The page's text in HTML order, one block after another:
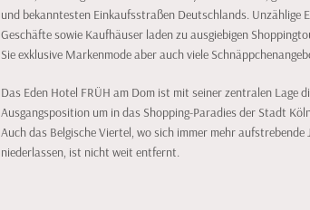
und bekanntesten Einkaufsstraßen Deutschlands. Unzählige
Geschäfte sowie Kaufhäuser laden zu ausgiebigen
Sie exklusive Markenmode aber auch viele
Das Eden Hotel FRÜH am Dom ist mit seiner zentralen Lage
Ausgangsposition um in das Shopping-Paradies der Stadt
Auch das Belgische Viertel, wo sich immer mehr aufstrebende
niederlassen, ist nicht weit entfernt.